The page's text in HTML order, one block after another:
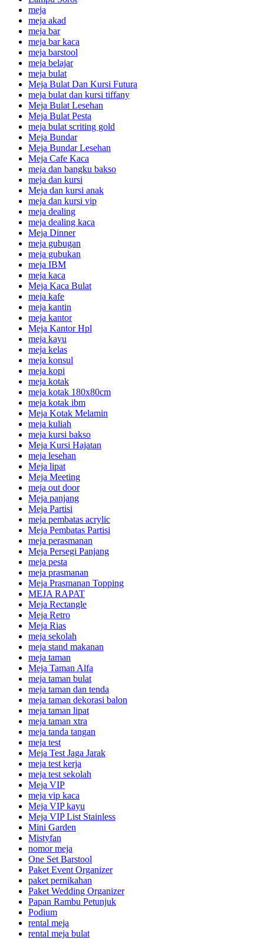
meja
meja akad
meja bar
meja bar kaca
meja barstool
meja belajar
meja bulat
Meja Bulat Dan Kursi Futura
meja bulat dan kursi tiffany
Meja Bulat Lesehan
Meja Bulat Pesta
meja bulat scriting gold
Meja Bundar
Meja Bundar Lesehan
Meja Cafe Kaca
meja dan bangku bakso
meja dan kursi
Meja dan kursi anak
meja dan kursi vip
meja dealing
meja dealing kaca
Meja Dinner
meja gubugan
meja gubukan
meja IBM
meja kaca
Meja Kaca Bulat
meja kafe
meja kantin
meja kantor
Meja Kantor Hpl
meja kayu
meja kelas
meja konsul
meja kopi
meja kotak
meja kotak 180x80cm
meja kotak ibm
Meja Kotak Melamin
meja kuliah
meja kursi bakso
Meja Kursi Hajatan
meja lesehan
Meja lipat
Meja Meeting
meja out door
Meja panjang
Meja Partisi
meja pembatas acrylic
Meja Pembatas Partisi
meja perasmanan
Meja Persegi Panjang
meja pesta
meja prasmanan
Meja Prasmanan Topping
MEJA RAPAT
Meja Rectangle
Meja Retro
Meja Rias
meja sekolah
meja stand makanan
meja taman
Meja Taman Alfa
meja taman bulat
meja taman dan tenda
meja taman dekorasi balon
meja taman lipat
meja taman xtra
meja tanda tangan
meja test
Meja Test Jaga Jarak
meja test kerja
meja test sekolah
Meja VIP
meja vip kaca
Meja VIP kayu
Meja VIP List Stainless
Mini Garden
Mistyfan
nomor meja
One Set Barstool
Paket Event Organizer
paket pernikahan
Paket Wedding Organizer
Papan Rambu Petunjuk
Podium
rental meja
rental meja bulat